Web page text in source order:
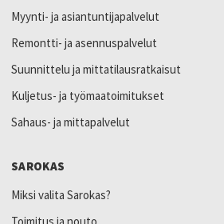
Myynti- ja asiantuntijapalvelut
Remontti- ja asennuspalvelut
Suunnittelu ja mittatilausratkaisut
Kuljetus- ja työmaatoimitukset
Sahaus- ja mittapalvelut
SAROKAS
Miksi valita Sarokas?